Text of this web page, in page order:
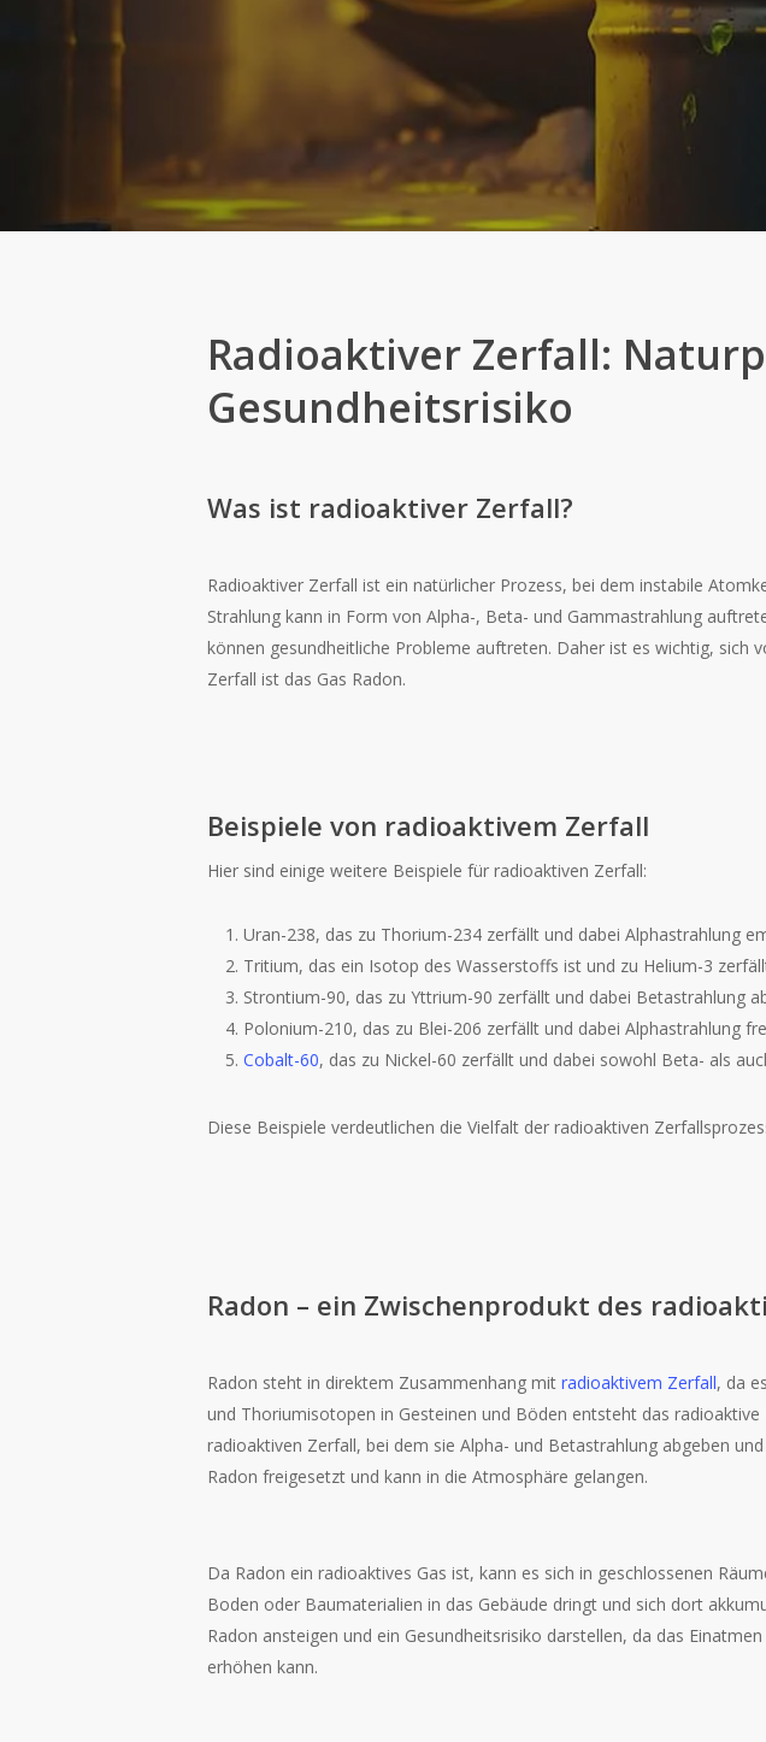
Radioaktiver Zerfall:
Gesundheitsrisiko
Was ist radioaktiver Zerfall?
Radioaktiver Zerfall ist ein natürlicher Prozess, bei dem instabile
Strahlung kann in Form von Alpha-, Beta- und Gammastrahlung
können gesundheitliche Probleme auftreten. Daher ist es wichtig, sich
Zerfall ist das Gas Radon.
Beispiele von radioaktivem Zerfall
Hier sind einige weitere Beispiele für radioaktiven Zerfall:
Uran-238, das zu Thorium-234 zerfällt und dabei Alphastrahlung
Tritium, das ein Isotop des Wasserstoffs ist und zu Helium-3
Strontium-90, das zu Yttrium-90 zerfällt und dabei Betastrahlung
Polonium-210, das zu Blei-206 zerfällt und dabei Alphastrahlung
Cobalt-60, das zu Nickel-60 zerfällt und dabei sowohl Beta- als
Diese Beispiele verdeutlichen die Vielfalt der radioaktiven
Radon – ein Zwischenprodukt des
Radon steht in direktem Zusammenhang mitradioaktivem Zerfall, da
und Thoriumisotopen in Gesteinen und Böden entsteht das
radioaktiven Zerfall, bei dem sie Alpha- und Betastrahlung abgeben
Radon freigesetzt und kann in die Atmosphäre gelangen.
Da Radon ein radioaktives Gas ist, kann es sich in geschlossenen
Boden oder Baumaterialien in das Gebäude dringt und sich dort
Radon ansteigen und ein Gesundheitsrisiko darstellen, da das
erhöhen kann.